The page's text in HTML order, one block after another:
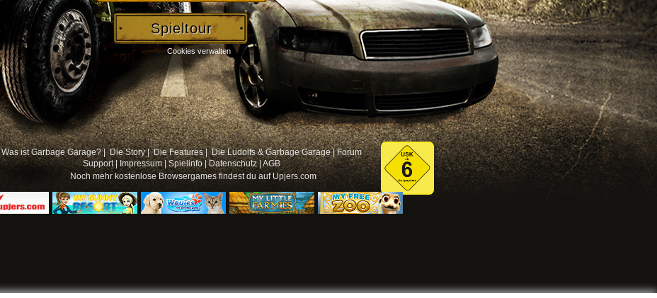
Spieltour
Was ist Garbage Garage? | Die Story | Die Features | Die Ludolfs & Garbage Garage|Forum
Support|Impressum|Spielinfo|Datenschutz|AGB
Noch mehr kostenlose Browsergamesfindest du auf Upjers.com
Cookies verwalten